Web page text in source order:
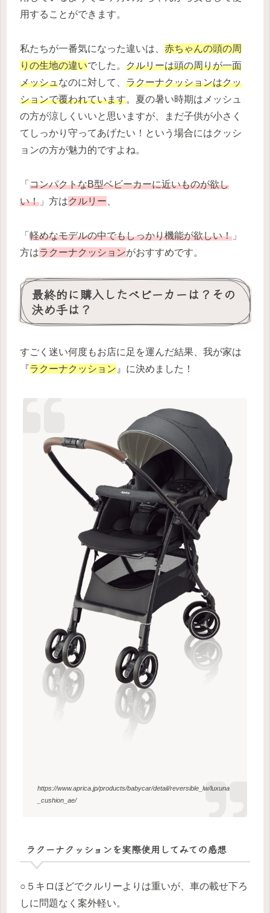
用することができます。
私たちが一番気になった違いは、 赤ちゃんの頭の周
りの生地の違いでした。 クルリーは頭の周りが一面
メッシュなのに対して、 ラクーナクッションはクッ
ションで覆われています。夏の暑い時期はメッシュ
の方が涼しくいいと思いますが、まだ子供が小さく
てしっかり守ってあげたい！という場合にはクッシ
ョンの方が魅力的ですよね。
「 コンパクトなB型ベビーカーに近いものが欲し
い！ 」方はクルリー
「 軽めなモデルの中でもしっかり機能が欲しい！ 」
方はラクーナクッションがおすすめです。
最終的に購入したベビーカーは？その
決め手は？
すごく迷い何度もお店に足を運んだ結果、我が家は
『ラクーナクッション 』に決めました！
https://www.aprica.jp/products/babycar/detail/reversible_lw/luxuna
_cushion_ae/
ラクーナクッションを実際使用してみての感想
○５キロほどでクルリーよりは重いが、車の載せ下ろ
しに問題なく案外軽い。